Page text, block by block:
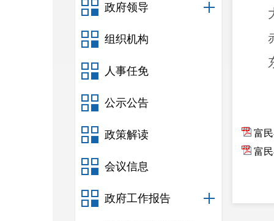
政府领导
组织机构
人事任免
公示公告
政策解读
会议信息
政府工作报告
富
富